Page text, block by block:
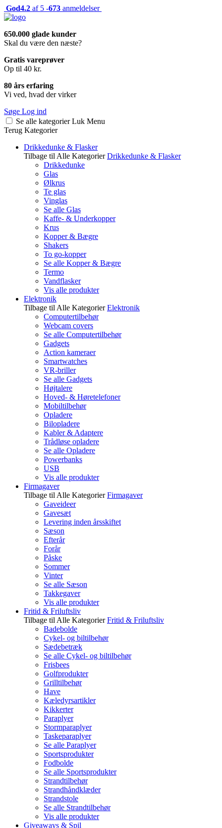
God4.2 af 5 -673 anmeldelser
650.000 glade kunder
Skal du være den næste?
Gratis vareprøver
Op til 40 kr.
80 års erfaring
Vi ved, hvad der virker
Søge Log ind
Se alle kategorier Luk Menu
Terug Kategorier
Drikkedunke & Flasker
Tilbage til Alle Kategorier Drikkedunke & Flasker
Drikkedunke
Glas
Ølkrus
Te glas
Vinglas
Se alle Glas
Kaffe- & Underkopper
Krus
Kopper & Bægre
Shakers
To go-kopper
Se alle Kopper & Bægre
Termo
Vandflasker
Vis alle produkter
Elektronik
Tilbage til Alle Kategorier Elektronik
Computertilbehør
Webcam covers
Se alle Computertilbehør
Gadgets
Action kameraer
Smartwatches
VR-briller
Se alle Gadgets
Højtalere
Hoved- & Høretelefoner
Mobiltilbehør
Opladere
Bilopladere
Kabler & Adaptere
Trådløse opladere
Se alle Opladere
Powerbanks
USB
Vis alle produkter
Firmagaver
Tilbage til Alle Kategorier Firmagaver
Gaveideer
Gavesæt
Levering inden årsskiftet
Sæson
Efterår
Forår
Påske
Sommer
Vinter
Se alle Sæson
Takkegaver
Vis alle produkter
Fritid & Friluftsliv
Tilbage til Alle Kategorier Fritid & Friluftsliv
Badebolde
Cykel- og biltilbehør
Sædebetræk
Se alle Cykel- og biltilbehør
Frisbees
Golfprodukter
Grilltilbehør
Have
Kæledyrsartikler
Kikkerter
Paraplyer
Stormparaplyer
Taskeparaplyer
Se alle Paraplyer
Sportsprodukter
Fodbolde
Se alle Sportsprodukter
Strandtilbehør
Strandhåndklæder
Strandstole
Se alle Strandtilbehør
Vis alle produkter
Giveaways & Spil